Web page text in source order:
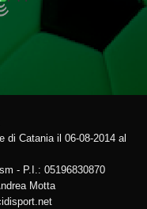
di Catania il 06-08-2014 al
- P.I.: 05196830870
Motta